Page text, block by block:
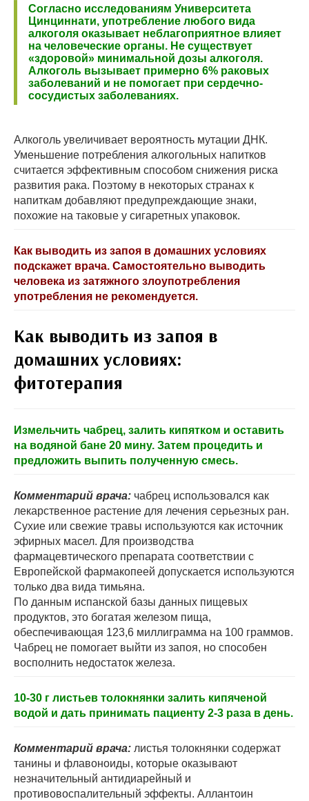
Согласно исследованиям Университета
Цинциннати, употребление любого вида
алкоголя оказывает неблагоприятное влияет
на человеческие органы. Не существует
«здоровой» минимальной дозы алкоголя.
Алкоголь вызывает примерно 6% раковых
заболеваний и не помогает при сердечно-
сосудистых заболеваниях.
Алкоголь увеличивает вероятность мутации ДНК.
Уменьшение потребления алкогольных напитков
считается эффективным способом снижения риска
развития рака. Поэтому в некоторых странах к
напиткам добавляют предупреждающие знаки,
похожие на таковые у сигаретных упаковок.
Как выводить из запоя в домашних условиях
подскажет врача. Самостоятельно выводить
человека из затяжного злоупотребления
употребления не рекомендуется.
Как выводить из запоя в
домашних условиях:
фитотерапия
Измельчить чабрец, залить кипятком и оставить
на водяной бане 20 мину. Затем процедить и
предложить выпить полученную смесь.
Комментарий врача: чабрец использовался как
лекарственное растение для лечения серьезных ран.
Сухие или свежие травы используются как источник
эфирных масел. Для производства
фармацевтического препарата соответствии с
Европейской фармакопеей допускается используются
только два вида тимьяна.
По данным испанской базы данных пищевых
продуктов, это богатая железом пища,
обеспечивающая 123,6 миллиграмма на 100 граммов.
Чабрец не помогает выйти из запоя, но способен
восполнить недостаток железа.
10-30 г листьев толокнянки залить кипяченой
водой и дать принимать пациенту 2-3 раза в день.
Комментарий врача: листья толокнянки содержат
танины и флавоноиды, которые оказывают
незначительный антидиарейный и
противовоспалительный эффекты. Аллантоин